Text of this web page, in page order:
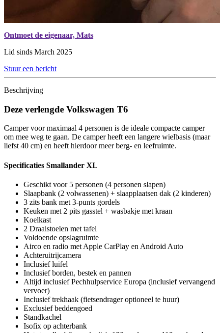
Ontmoet de eigenaar, Mats
Lid sinds March 2025
Stuur een bericht
Beschrijving
Deze verlengde Volkswagen T6
Camper voor maximaal 4 personen is de ideale compacte camper
om mee weg te gaan. De camper heeft een langere wielbasis (maar
liefst 40 cm) en heeft hierdoor meer berg- en leefruimte.
Specificaties Smallander XL
Geschikt voor 5 personen (4 personen slapen)
Slaapbank (2 volwassenen) + slaapplaatsen dak (2 kinderen)
3 zits bank met 3-punts gordels
Keuken met 2 pits gasstel + wasbakje met kraan
Koelkast
2 Draaistoelen met tafel
Voldoende opslagruimte
Airco en radio met Apple CarPlay en Android Auto
Achteruitrijcamera
Inclusief luifel
Inclusief borden, bestek en pannen
Altijd inclusief Pechhulpservice Europa (inclusief vervangend
vervoer)
Inclusief trekhaak (fietsendrager optioneel te huur)
Exclusief beddengoed
Standkachel
Isofix op achterbank